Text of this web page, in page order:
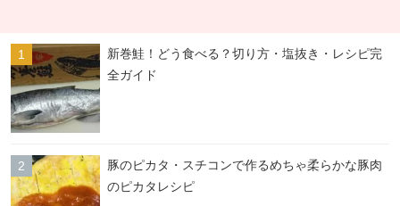
新巻鮭！どう食べる？切り方・塩抜き・レシピ完
全ガイド
豚のピカタ・スチコンで作るめちゃ柔らかな豚肉
のピカタレシピ